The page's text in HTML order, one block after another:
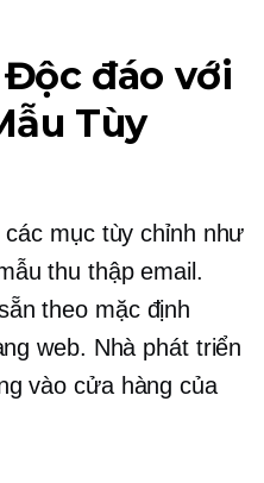
đáo với
Tùy
mục tùy chỉnh như
thu thập email.
theo mặc định
web. Nhà phát triển
vào cửa hàng của